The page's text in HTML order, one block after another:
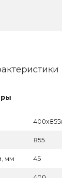
855
мм 45